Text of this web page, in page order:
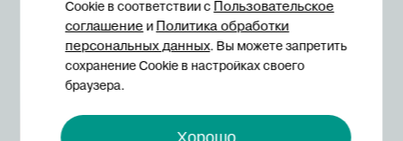
Политика конфиденциальности
Cookie в соответствии с
Пользовательское
соглашение и
Политика обработки
персональных данных. Вы можете запретить
сохранение Cookie в настройках своего
браузера.
Хорошо